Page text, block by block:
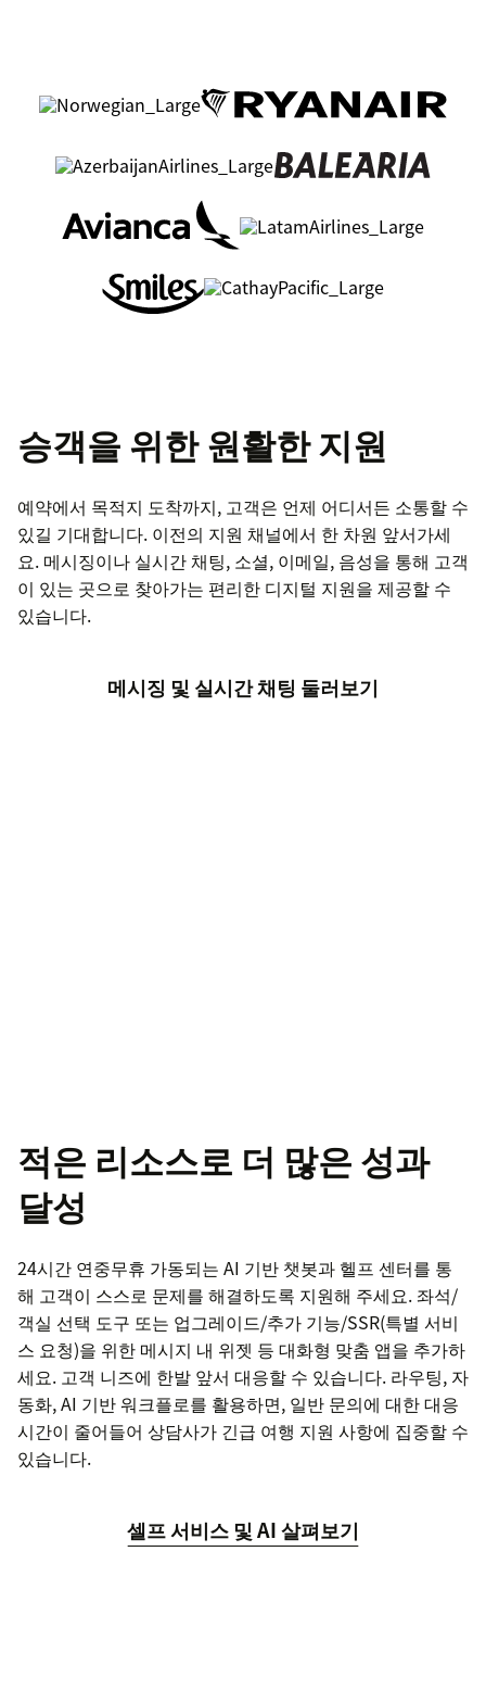
승객을 위한 원활한 지원
예약에서 목적지 도착까지, 고객은 언제 어디서든 소통할 수
있길 기대합니다. 이전의 지원 채널에서 한 차원 앞서가세
요. 메시징이나 실시간 채팅, 소셜, 이메일, 음성을 통해 고객
이 있는 곳으로 찾아가는 편리한 디지털 지원을 제공할 수
있습니다.
메시징 및 실시간 채팅 둘러보기
적은 리소스로 더 많은 성과
달성
24시간 연중무휴 가동되는 AI 기반 챗봇과 헬프 센터를 통
해 고객이 스스로 문제를 해결하도록 지원해 주세요. 좌석/
객실 선택 도구 또는 업그레이드/추가 기능/SSR(특별 서비
스 요청)을 위한 메시지 내 위젯 등 대화형 맞춤 앱을 추가하
세요. 고객 니즈에 한발 앞서 대응할 수 있습니다. 라우팅, 자
동화, AI 기반 워크플로를 활용하면, 일반 문의에 대한 대응
시간이 줄어들어 상담사가 긴급 여행 지원 사항에 집중할 수
있습니다.
셀프 서비스 및 AI 살펴보기